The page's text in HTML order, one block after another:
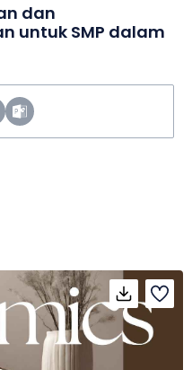
dan
untuk SMP dalam